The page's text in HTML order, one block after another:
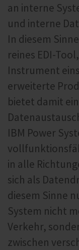
an interne
und interne
In diesem
reines EDI-
Instrument
erweiterte
bietet damit
IBM Power
in alle
sich als
diesem Sinne
System nicht
Verkehr,
zwischen